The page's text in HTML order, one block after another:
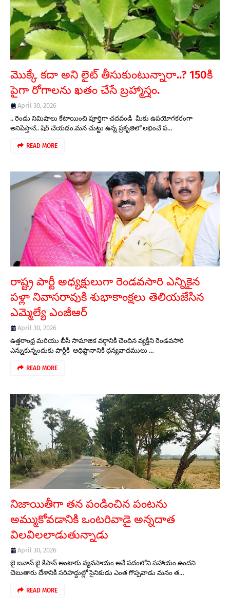
మొక్కే కదా అని లైట్‌ తీసుకుంటున్నారా..? 150కి
పైగా రోగాలను ఖతం చేసే బ్రహ్మాస్త్రం.
April 30, 2026
.. రెండు నిమిషాలు కేటాయించి పూర్తిగా చదవండి మీకు ఉపయోగకరంగా
అనిపిస్తానే.. షేర్ చేయడం.మన చుట్టు ఉన్న ప్రకృతిలో లభించే ప…
READ MORE
రాష్ట్ర పార్టీ అధ్యక్షులుగా రెండవసారి ఎన్నికైన
పళ్లా నివాసరావుకి శుభాకాంక్షలు తెలియజేసిన
ఎమ్మెల్యే ఎంజీఆర్
April 30, 2026
ఉత్తరాంధ్ర మరియు బీసీ సామాజిక వర్గానికి చెందిన వ్యక్తిని రెండవసారి
ఎన్నుకున్నందుకు పార్టీకి అధిష్టానానికి ధన్యవాదములు …
READ MORE
నిజాయితీగా తన పండించిన పంటను
అమ్ముకోవడానికి ఒంటరివాడై అన్నదాత
విలవిలలాడుతున్నాడు
April 30, 2026
జై జవాన్ జై కిసాన్ అంటారు వ్యవసాయం అనే పదంలోని సహాయం ఉందని
చెబుతారు దేశానికి సరిహద్దుల్లో సైనికుడు ఎంత గొప్పవాడు మనం త…
READ MORE